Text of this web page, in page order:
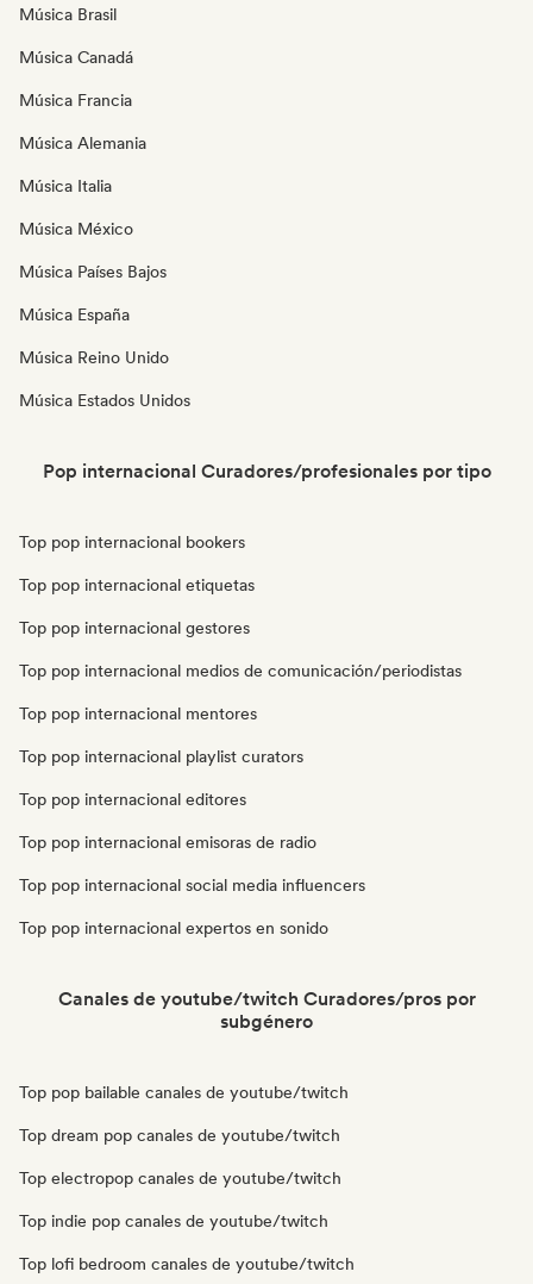
Música Brasil
Música Canadá
Música Francia
Música Alemania
Música Italia
Música México
Música Países Bajos
Música España
Música Reino Unido
Música Estados Unidos
Pop internacional Curadores/profesionales por tipo
Top pop internacional bookers
Top pop internacional etiquetas
Top pop internacional gestores
Top pop internacional medios de comunicación/periodistas
Top pop internacional mentores
Top pop internacional playlist curators
Top pop internacional editores
Top pop internacional emisoras de radio
Top pop internacional social media influencers
Top pop internacional expertos en sonido
Canales de youtube/twitch Curadores/pros por
subgénero
Top pop bailable canales de youtube/twitch
Top dream pop canales de youtube/twitch
Top electropop canales de youtube/twitch
Top indie pop canales de youtube/twitch
Top lofi bedroom canales de youtube/twitch